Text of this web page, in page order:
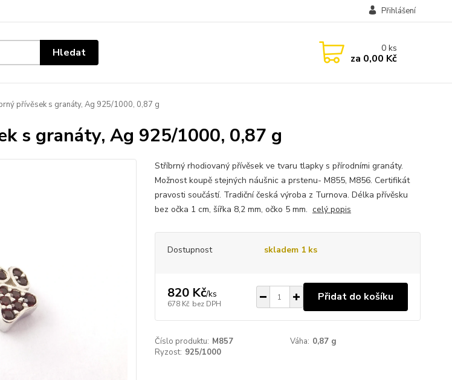
Přihlášení
Hledat 0ks
za 0,00 Kč
přívěsek s granáty, Ag 925/1000, 0,87 g
s granáty, Ag 925/1000, 0,87 g
Stříbrný rhodiovaný přívěsek ve tvaru tlapky s přírodními granáty.
Možnost koupě stejných náušnic a prstenu- M855, M856. Certifikát
pravosti součástí. Tradiční česká výroba z Turnova. Délka přívěsku
bez očka 1 cm, šířka 8,2 mm, očko 5 mm. celý popis
Dostupnost skladem 1 ks
820 Kč/ks
678 Kč bez DPH
Přidat do košíku
Číslo produktu: M857 Váha: 0,87 g
Ryzost: 925/1000